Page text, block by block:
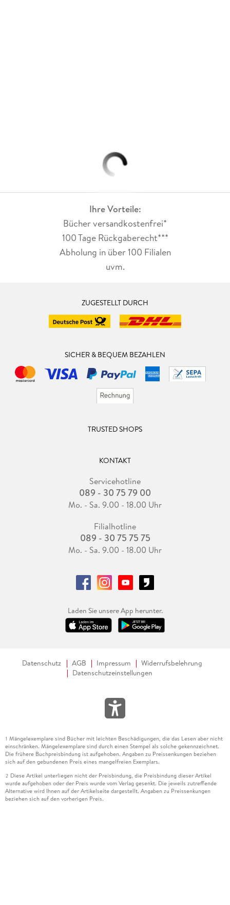
Ihre Vorteile:
Bücher versandkostenfrei*
100 Tage Rückgaberecht***
Abholung in über 100 Filialen
uvm.
ZUGESTELLT DURCH
SICHER & BEQUEM BEZAHLEN
TRUSTED SHOPS
KONTAKT
Servicehotline
089 - 30 75 79 00
Mo. - Sa. 9.00 - 18.00 Uhr
Filialhotline
089 - 30 75 75 75
Mo. - Sa. 9.00 - 18.00 Uhr
Laden Sie unsere App herunter.
Datenschutz AGB Impressum
Widerrufsbelehrung
Datenschutzeinstellungen
1 Mängelexemplare sind Bücher mit leichten Beschädigungen, die das Lesen aber nicht
einschränken. Mängelexemplare sind durch einen Stempel als solche gekennzeichnet.
Die frühere Buchpreisbindung ist aufgehoben. Angaben zu Preissenkungen beziehen
sich auf den gebundenen Preis eines mangelfreien Exemplars.
2 Diese Artikel unterliegen nicht der Preisbindung, die Preisbindung dieser Artikel
wurde aufgehoben oder der Preis wurde vom Verlag gesenkt. Die jeweils zutreffende
Alternative wird Ihnen auf der Artikelseite dargestellt. Angaben zu Preissenkungen
beziehen sich auf den vorherigen Preis.